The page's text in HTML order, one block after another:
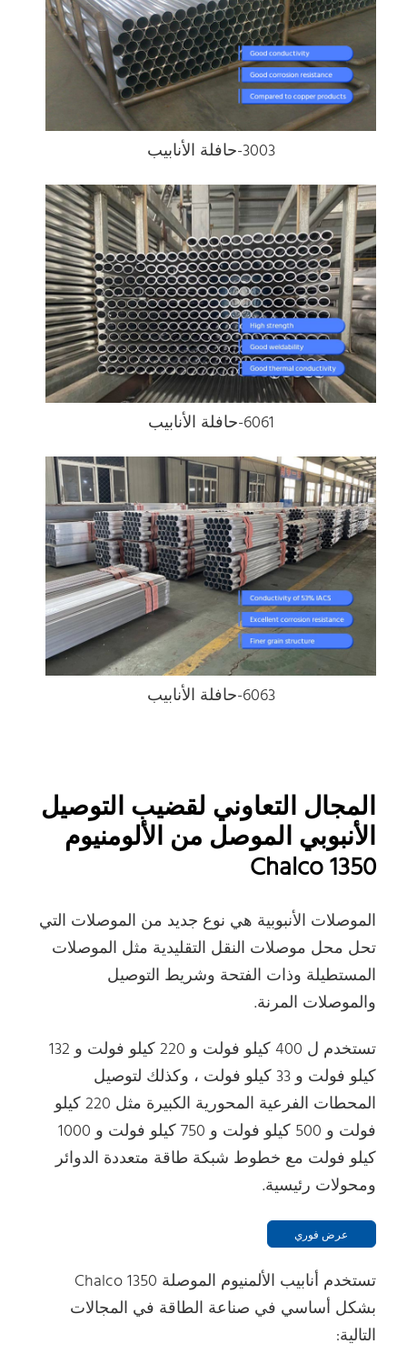
3003-حافلة الأنابيب
6061-حافلة الأنابيب
6063-حافلة الأنابيب
المجال التعاوني لقضيب التوصيل
الأنبوبي الموصل من الألومنيوم
Chalco 1350
الموصلات الأنبوبية هي نوع جديد من الموصلات التي
تحل محل موصلات النقل التقليدية مثل الموصلات
المستطيلة وذات الفتحة وشريط التوصيل
والموصلات المرنة.
تستخدم ل 400 كيلو فولت و 220 كيلو فولت و 132
كيلو فولت و 33 كيلو فولت ، وكذلك لتوصيل
المحطات الفرعية المحورية الكبيرة مثل 220 كيلو
فولت و 500 كيلو فولت و 750 كيلو فولت و 1000
كيلو فولت مع خطوط شبكة طاقة متعددة الدوائر
ومحولات رئيسية.
عرض فوري
تستخدم أنابيب الألمنيوم الموصلة Chalco 1350
بشكل أساسي في صناعة الطاقة في المجالات
التالية: